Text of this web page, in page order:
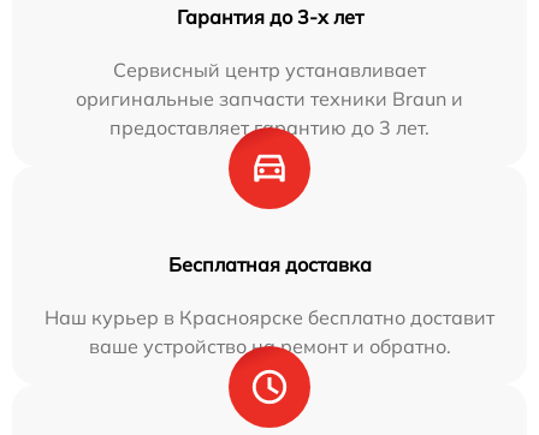
Гарантия до 3-х лет
Сервисный центр устанавливает
оригинальные запчасти техники Braun и
предоставляет гарантию до 3 лет.
Бесплатная доставка
Наш курьер в Красноярске бесплатно доставит
ваше устройство на ремонт и обратно.